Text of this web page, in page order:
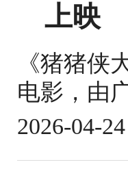
上映
《猪猪侠
电影，由
2026-04-